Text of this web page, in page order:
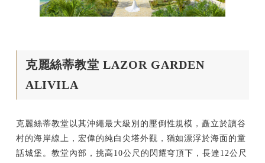
克麗絲蒂教堂 LAZOR GARDEN
ALIVILA
克麗絲蒂教堂以其沖繩最大級別的壓倒性規模，矗立於讀谷
村的海岸線上，宏偉的純白尖塔外觀，猶如漂浮於海面的童
話城堡。教堂內部，挑高10公尺的閃耀穹頂下，長達12公尺